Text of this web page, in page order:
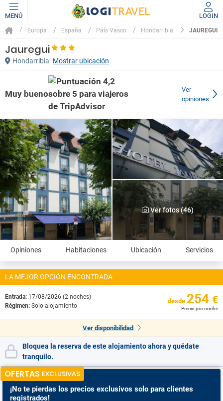
MENÚ LOGIN
Europa España País Vasco Hondarribia JAUREGUI
Jauregui
Hondarribia Mostrar ubicación
Muy bueno
Ver
opiniones
Ver fotos (46)
Opiniones Habitaciones Ubicación Servicios
LA MEJOR OPCIÓN ENCONTRADA
Entrada: 17/08/2026 (2 noches)
Régimen: Solo alojamiento
desde 254 €
Precio por noche
Ver disponibilidad
Bloquea la reserva de este alojamiento ahora y quédate
tranquilo.
OFERTAS EXCLUSIVAS
¡No te pierdas los precios exclusivos solo para clientes
registrados!